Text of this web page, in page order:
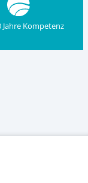
Jahre Kompetenz